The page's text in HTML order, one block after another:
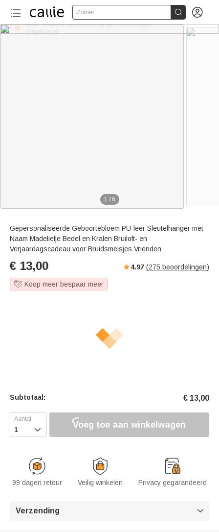
Zomer  
1 / 6
Gepersonaliseerde Geboortebloem PU-leer Sleutelhanger met
Naam Madeliefje Bedel en Kralen Bruiloft- en
Verjaardagscadeau voor Bruidsmeisjes Vrienden
€ 13,00 4.97 (275 beoordelingen)
Koop meer bespaar meer
Subtotaal: € 13,00
 Voeg toe aan winkelwagen
99 dagen retour Veilig winkelen Privacy gegarandeerd
Verzending 